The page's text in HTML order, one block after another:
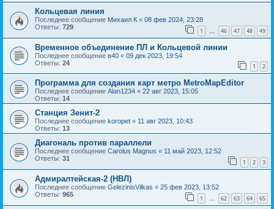
Кольцевая линия
Последнее сообщение Михаил К « 08 фев 2024, 23:28
Ответы: 729 1 … 46 47 48 49
Временное объединение ПЛ и Кольцевой линии
Последнее сообщение в40 « 09 дек 2023, 19:54
Ответы: 24 1 2
Программа для создания карт метро MetroMapEditor
Последнее сообщение Alan1234 « 22 авг 2023, 15:05
Ответы: 14
Станция Зенит-2
Последнее сообщение koropet « 11 авг 2023, 10:43
Ответы: 13
Диагональ против параллели
Последнее сообщение Carolus Magnus « 11 май 2023, 12:52
Ответы: 31 1 2 3
Адмиралтейская-2 (НВЛ)
Последнее сообщение GelezinisVilkas « 25 фев 2023, 13:52
Ответы: 965 1 … 62 63 64 65